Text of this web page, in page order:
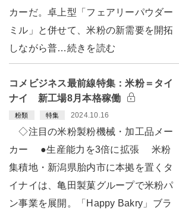
カーだ。卓上型「フェアリーパウダー
ミル」と併せて、米粉の新需要を開拓
しながら普…続きを読む
コメビジネス最前線特集：米粉＝タイ
ナイ 新工場8月本格稼働
粉類 特集 2024.10.16
◇注目の米粉製粉機械・加工品メー
カー ●生産能力を3倍に拡張 米粉
集積地・新潟県胎内市に本拠を置くタ
イナイは、亀田製菓グループで米粉パ
ン事業を展開。「Happy Bakry」ブラ